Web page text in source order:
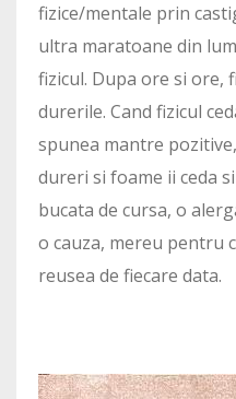
fizice/mentale prin
ultra maratoane din
fizicul. Dupa ore si ore,
durerile. Cand fizicul
spunea mantre
dureri si foame ii ceda
bucata de cursa, o
o cauza, mereu pentru
reusea de fiecare data.